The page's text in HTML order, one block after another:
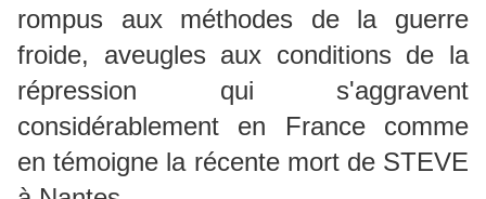
rompus aux méthodes de la guerre
froide, aveugles aux conditions de la
répression qui s'aggravent
considérablement en France comme
en témoigne la récente mort de STEVE